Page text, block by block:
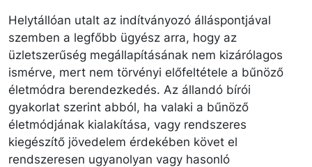
Helytállóan utalt az indítványozó álláspontjával
szemben a legfőbb ügyész arra, hogy az
üzletszerűség megállapításának nem kizárólagos
ismérve, mert nem törvényi előfeltétele a bűnöző
életmódra berendezkedés. Az állandó bírói
gyakorlat szerint abból, ha valaki a bűnöző
életmódjának kialakítása, vagy rendszeres
kiegészítő jövedelem érdekében követ el
rendszeresen ugyanolyan vagy hasonló